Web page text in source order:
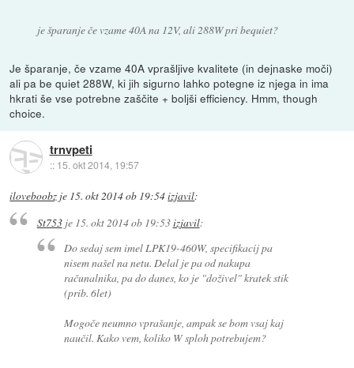
je šparanje če vzame 40A na 12V, ali 288W pri bequiet?
Je šparanje, če vzame 40A vprašljive kvalitete (in dejnaske moči)
ali pa be quiet 288W, ki jih sigurno lahko potegne iz njega in ima
hkrati še vse potrebne zaščite + boljši efficiency. Hmm, though
choice.
trnvpeti
:: 15. okt 2014, 19:57
iloveboobz je 15. okt 2014 ob 19:54izjavil:
St753je 15. okt 2014 ob 19:53izjavil:
Do sedaj sem imel LPK19-460W, specifikacij pa
nisem našel na netu. Delal je pa od nakupa
računalnika, pa do danes, ko je "doživel" kratek stik
(prib. 6let)
Mogoče neumno vprašanje, ampak se bom vsaj kaj
naučil. Kako vem, koliko W sploh potrebujem?